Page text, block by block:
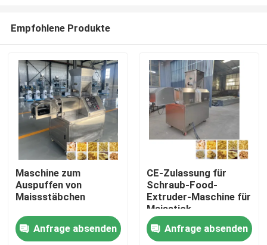
Startseite
Empfohlene Produkte
Maschine zum
Auspuffen von
Maissstäbchen
Anfrage absenden
CE-Zulassung für
Schraub-Food-
Extruder-Maschine für
Maisstick-
Pufmaschine
Anfrage absenden